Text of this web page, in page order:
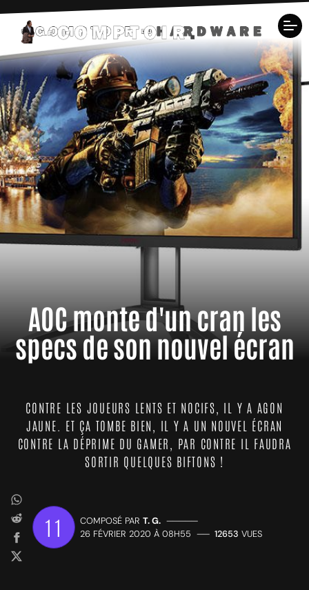
AOC monte d'un cran les
specs de son nouvel écran
CONTRE LES JOUEURS LENTS ET NOCIFS, IL Y A AGON
JAUNE. ET ÇA TOMBE BIEN, IL Y A UN NOUVEL ÉCRAN
CONTRE LA DÉPRIME DU GAMER, PAR CONTRE IL FAUDRA
SORTIR QUELQUES BIFTONS !
11 COMPOSÉ PAR T. G. —————
26 FÉVRIER 2020 À 08H55 —— 12653 VUES